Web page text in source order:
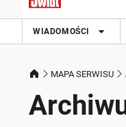
WIADOMOŚCI
MAPA SERWISU